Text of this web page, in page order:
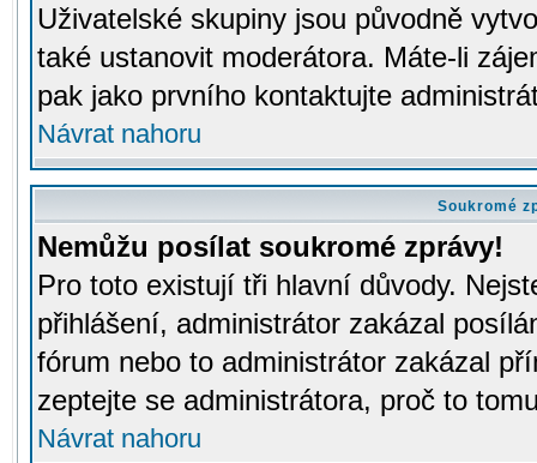
Uživatelské skupiny jsou původně
také ustanovit moderátora. Máte-li
pak jako prvního kontaktujte
Návrat nahoru
Soukromé
Nemůžu posílat soukromé zprávy!
Pro toto existují tři hlavní důvody.
přihlášení, administrátor zakázal
fórum nebo to administrátor zakázal
zeptejte se administrátora, proč to
Návrat nahoru